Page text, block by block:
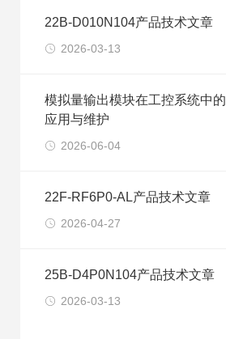
22B-D010N104产品技术文章
2026-03-13
模拟量输出模块在工控系统中的
应用与维护
2026-06-04
22F-RF6P0-AL产品技术文章
2026-04-27
25B-D4P0N104产品技术文章
2026-03-13